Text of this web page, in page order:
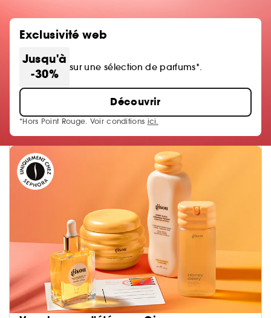
Exclusivité web
Jusqu'à
-30%
sur une sélection de parfums*.
Découvrir
*Hors Point Rouge. Voir conditions ici.